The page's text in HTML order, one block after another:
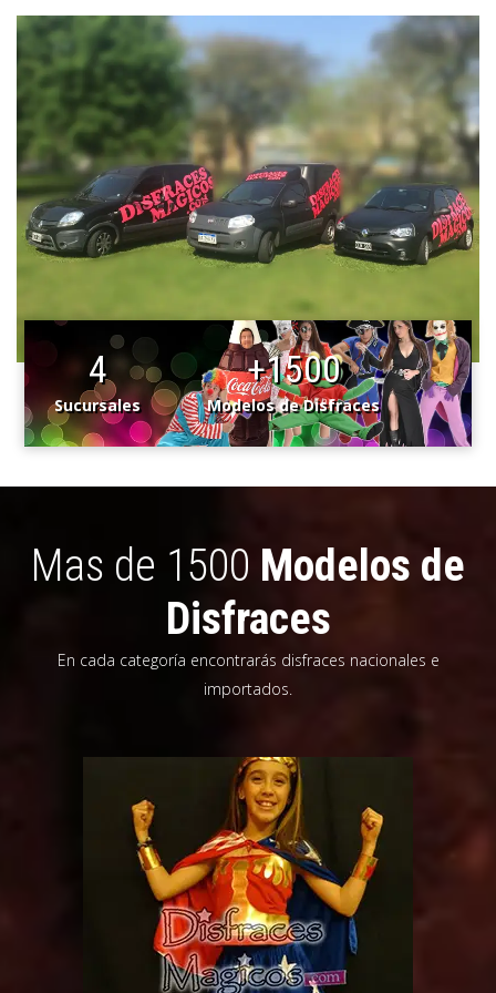
4
Sucursales
+1500
Modelos de Disfraces
Mas de 1500 Modelos de
Disfraces
En cada categoría encontrarás disfraces nacionales e
importados.